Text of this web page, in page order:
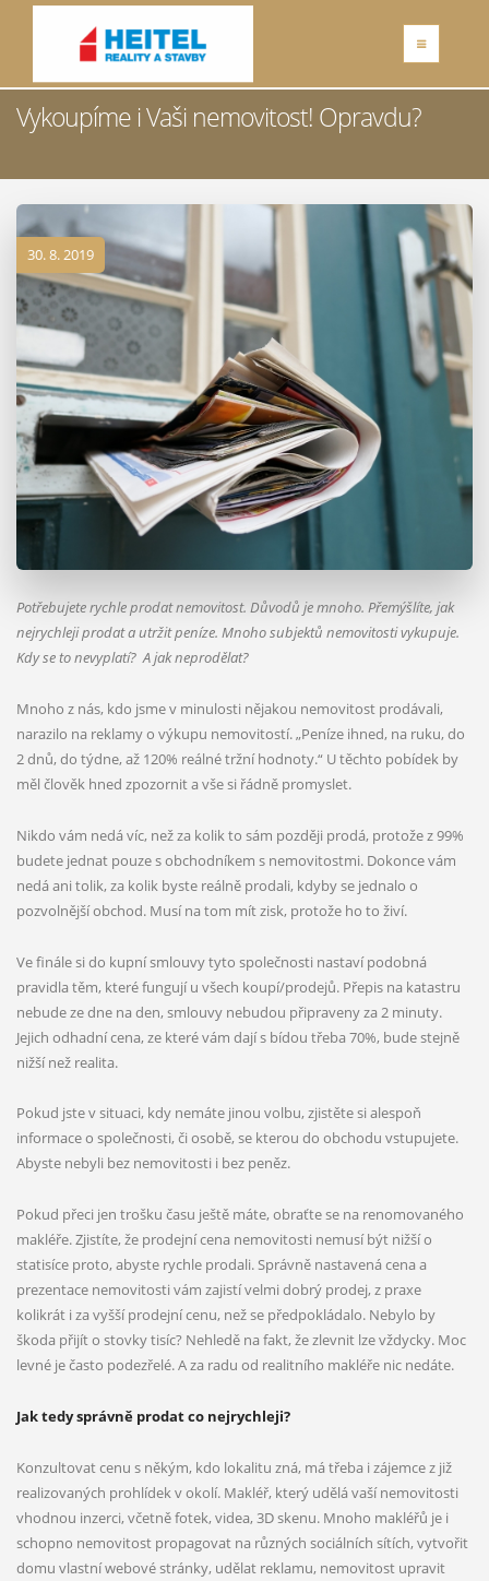
Vykoupíme i Vaši nemovitost! Opravdu?
30. 8. 2019
Potřebujete rychle prodat nemovitost. Důvodů je mnoho. Přemýšlíte, jak
nejrychleji prodat a utržit peníze. Mnoho subjektů nemovitosti vykupuje.
Kdy se to nevyplatí? A jak neprodělat?
Mnoho z nás, kdo jsme v minulosti nějakou nemovitost prodávali,
narazilo na reklamy o výkupu nemovitostí. „Peníze ihned, na ruku, do
2 dnů, do týdne, až 120% reálné tržní hodnoty.“ U těchto pobídek by
měl člověk hned zpozornit a vše si řádně promyslet.
Nikdo vám nedá víc, než za kolik to sám později prodá, protože z 99%
budete jednat pouze s obchodníkem s nemovitostmi. Dokonce vám
nedá ani tolik, za kolik byste reálně prodali, kdyby se jednalo o
pozvolnější obchod. Musí na tom mít zisk, protože ho to živí.
Ve finále si do kupní smlouvy tyto společnosti nastaví podobná
pravidla těm, které fungují u všech koupí/prodejů. Přepis na katastru
nebude ze dne na den, smlouvy nebudou připraveny za 2 minuty.
Jejich odhadní cena, ze které vám dají s bídou třeba 70%, bude stejně
nižší než realita.
Pokud jste v situaci, kdy nemáte jinou volbu, zjistěte si alespoň
informace o společnosti, či osobě, se kterou do obchodu vstupujete.
Abyste nebyli bez nemovitosti i bez peněz.
Pokud přeci jen trošku času ještě máte, obraťte se na renomovaného
makléře. Zjistíte, že prodejní cena nemovitosti nemusí být nižší o
statisíce proto, abyste rychle prodali. Správně nastavená cena a
prezentace nemovitosti vám zajistí velmi dobrý prodej, z praxe
kolikrát i za vyšší prodejní cenu, než se předpokládalo. Nebylo by
škoda přijít o stovky tisíc? Nehledě na fakt, že zlevnit lze vždycky. Moc
levné je často podezřelé. A za radu od realitního makléře nic nedáte.
Jak tedy správně prodat co nejrychleji?
Konzultovat cenu s někým, kdo lokalitu zná, má třeba i zájemce z již
realizovaných prohlídek v okolí. Makléř, který udělá vaší nemovitosti
vhodnou inzerci, včetně fotek, videa, 3D skenu. Mnoho makléřů je i
schopno nemovitost propagovat na různých sociálních sítích, vytvořit
domu vlastní webové stránky, udělat reklamu, nemovitost upravit